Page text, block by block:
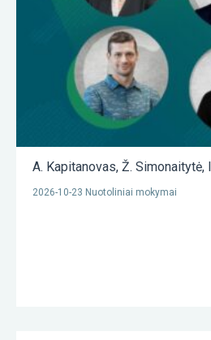
A. Kapitanovas, Ž. Simonaitytė,
2026-10-23 Nuotoliniai mokymai